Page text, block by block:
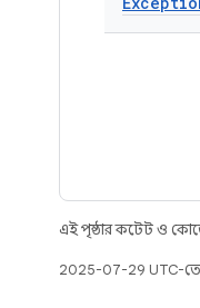
এই পৃষ্ঠার কন্টেন্ট ও
2025-07-29 UTC-তে